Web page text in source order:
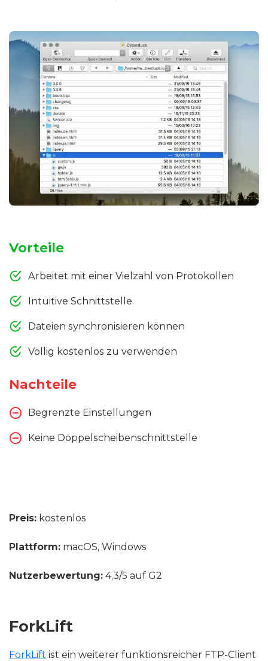
Vorteile
Arbeitet mit einer Vielzahl von Protokollen
Intuitive Schnittstelle
Dateien synchronisieren können
Völlig kostenlos zu verwenden
Nachteile
Begrenzte Einstellungen
Keine Doppelscheibenschnittstelle
Preis: kostenlos
Plattform: macOS, Windows
Nutzerbewertung: 4,3/5 auf G2
ForkLift
ForkLift ist ein weiterer funktionsreicher FTP-Client